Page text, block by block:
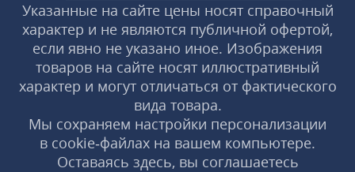
Указанные на сайте цены носят справочный
характер и не являются публичной офертой,
если явно не указано иное. Изображения
товаров на сайте носят иллюстративный
характер и могут отличаться от фактического
вида товара.
Мы сохраняем настройки персонализации
в cookie‑файлах на вашем компьютере.
Оставаясь здесь, вы соглашаетесь